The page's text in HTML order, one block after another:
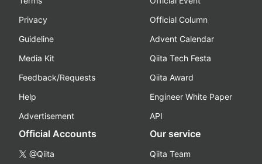
Privacy
Guideline
Media Kit
Feedback/Requests
Help
Advertisement
Official Column
Advent Calendar
Qiita Tech Festa
Qiita Award
Engineer White Paper
API
Official Accounts
@Qiita
Our service
Qiita Team